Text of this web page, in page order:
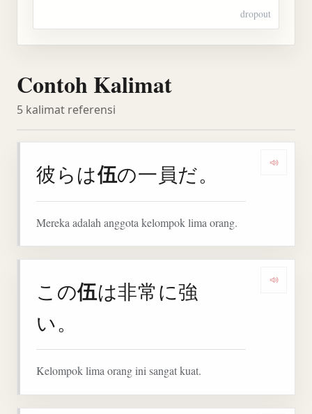
dropout
Contoh Kalimat
5 kalimat referensi
彼らは伍の一員だ。
Mereka adalah anggota kelompok lima orang.
この伍は非常に強
い。
Kelompok lima orang ini sangat kuat.